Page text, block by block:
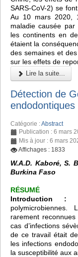
SARS-CoV-2) se
Au 10 mars 2020,
maladie causée
les continents en
étaient la
des semaines et
sur les effets de
Lire la suite...
Détection de
Catégorie :Abstract
Publication : 6 mars
Mis à jour : 6 mars
Affichages : 1833
W.A.D. Kaboré, S.
Burkina Faso
RÉSUMÉ
Introduction :
rarement reconnues
cas d’infections
de ce travail était
les infections
la susceptibilité aux